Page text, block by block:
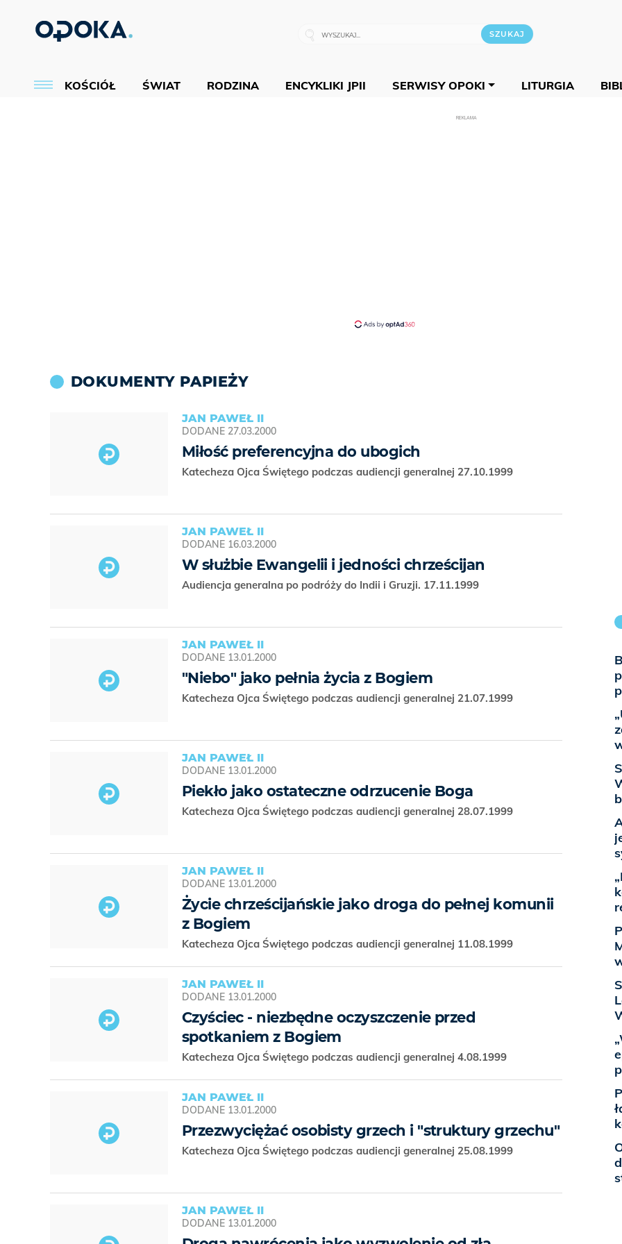
KOŚCIÓŁ ŚWIAT RODZINA ENCYKLIKI JPII SERWISY OPOKI LITURGIA
REKLAMA
DOKUMENTY PAPIEŻY
JAN PAWEŁ II
DODANE 27.03.2000
Miłość preferencyjna do ubogich
Katecheza Ojca Świętego podczas audiencji generalnej 27.10.1999
JAN PAWEŁ II
DODANE 16.03.2000
W służbie Ewangelii i jedności chrześcijan
Audiencja generalna po podróży do Indii i Gruzji. 17.11.1999
JAN PAWEŁ II
DODANE 13.01.2000
"Niebo" jako pełnia życia z Bogiem
Katecheza Ojca Świętego podczas audiencji generalnej 21.07.1999
JAN PAWEŁ II
DODANE 13.01.2000
Piekło jako ostateczne odrzucenie Boga
Katecheza Ojca Świętego podczas audiencji generalnej 28.07.1999
JAN PAWEŁ II
DODANE 13.01.2000
Życie chrześcijańskie jako droga do pełnej komunii
z Bogiem
Katecheza Ojca Świętego podczas audiencji generalnej 11.08.1999
JAN PAWEŁ II
DODANE 13.01.2000
Czyściec - niezbędne oczyszczenie przed
spotkaniem z Bogiem
Katecheza Ojca Świętego podczas audiencji generalnej 4.08.1999
JAN PAWEŁ II
DODANE 13.01.2000
Przezwyciężać osobisty grzech i "struktury grzechu"
Katecheza Ojca Świętego podczas audiencji generalnej 25.08.1999
JAN PAWEŁ II
DODANE 13.01.2000